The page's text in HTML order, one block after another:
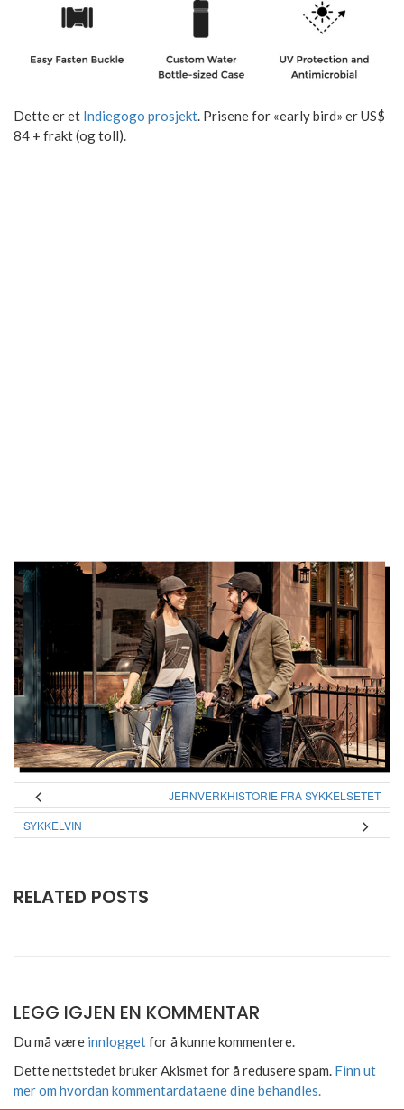
Dette er et Indiegogo prosjekt. Prisene for «early bird» er US$
84 + frakt (og toll).
JERNVERKHISTORIE FRA SYKKELSETET
SYKKELVIN
RELATED POSTS
LEGG IGJEN EN KOMMENTAR
Du må være innloggetfor å kunne kommentere.
Dette nettstedet bruker Akismet for å redusere spam. Finn ut
mer om hvordan kommentardataene dine behandles.